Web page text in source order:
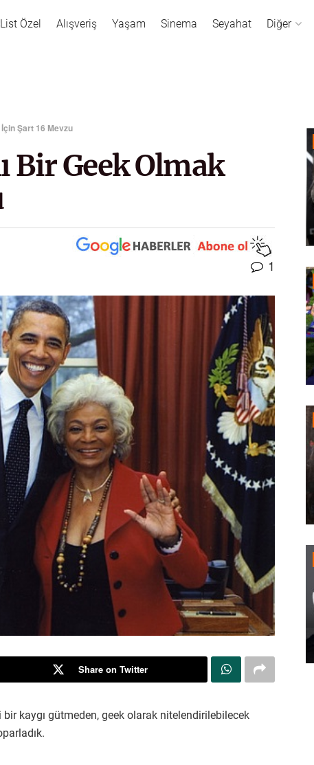
Özel Alışveriş Yaşam Sinema Seyahat Diğer
Şart 16 Mevzu
Bir Geek Olmak
1
Share on Twitter
kaygı gütmeden, geek olarak nitelendirilebilecek